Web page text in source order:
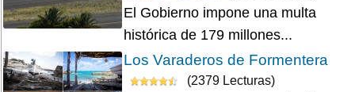
El Gobierno impone una multa
histórica de 179 millones...
Los Varaderos de Formentera
(2379 Lecturas)